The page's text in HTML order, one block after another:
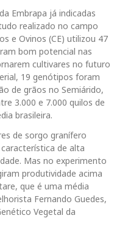
Embrapa já indicadas
realizado no campo
e Ovinos (CE) utilizou 47
bom potencial nas
cultivares no futuro
19 genótipos foram
de grãos no Semiárido,
3.000 e 7.000 quilos de
brasileira.
de sorgo granífero
de alta
Mas no experimento
produtividade acima
que é uma média
Fernando Guedes,
Vegetal da